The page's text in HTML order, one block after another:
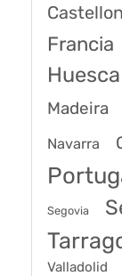
Castellon
Francia
Huesca
Madeira
Navarra
Segovia
Valladolid